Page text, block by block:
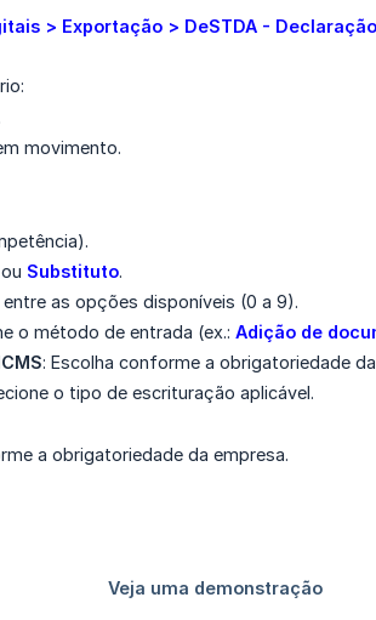
> Exportação > DeSTDA -
movimento.
ou Substituto.
entre as opções disponíveis (0 a 9).
o método de entrada (ex.: Adição de
: Escolha conforme a obrigatoriedade
o tipo de escrituração aplicável.
a obrigatoriedade da empresa.